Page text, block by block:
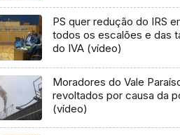
PS quer redução do IRS
todos os escalões e das
do IVA (vídeo)
Moradores do Vale
revoltados por causa da
(vídeo)